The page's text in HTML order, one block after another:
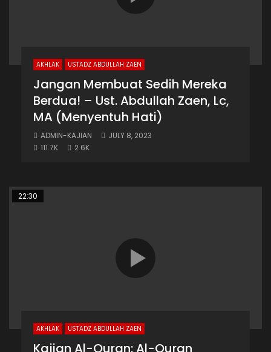
AKHLAK USTADZ ABDULLAH ZAEN
Jangan Membuat Sedih Mereka
Berdua! – Ust. Abdullah Zaen, Lc,
MA (Menyentuh Hati)
ADMIN-KAJIAN
JULY 8, 2023
111.7K
2.6K
22:30
AKHLAK USTADZ ABDULLAH ZAEN
Kajian Al-Quran: Al-Quran